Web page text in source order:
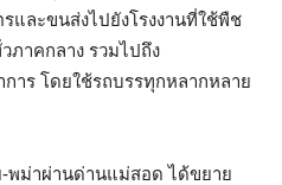
และขนส่งไปยังโรงงานที่ใช้พืช
ภาคกลาง รวมไปถึง
าร โดยใช้รถบรรทุกหลากหลาย
พม่าผ่านด่านแม่สอด ได้ขยาย